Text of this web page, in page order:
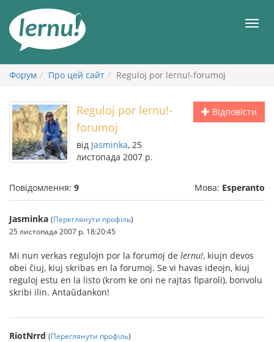
змісту
Форум Про цей сайт Reguloj por lernu!-forumoj
Відповісти
Reguloj por lernu!-
forumoj
від Jasminka, 25
листопада 2007 р.
Повідомлення: 9 Мова: Esperanto
Jasminka (Переглянути профіль)
25 листопада 2007 р. 18:20:45
Mi nun verkas regulojn por la forumoj de lernu!, kiujn devos
obei ĉiuj, kiuj skribas en la forumoj. Se vi havas ideojn, kiuj
reguloj estu en la listo (krom ke oni ne rajtas fiparoli), bonvolu
skribi ilin. Antaŭdankon!
RiotNrrd (Переглянути профіль)